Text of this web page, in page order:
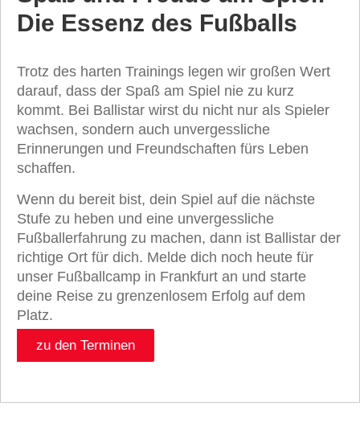
Die Essenz des Fußballs
Trotz des harten Trainings legen wir großen Wert
darauf, dass der Spaß am Spiel nie zu kurz
kommt. Bei Ballistar wirst du nicht nur als Spieler
wachsen, sondern auch unvergessliche
Erinnerungen und Freundschaften fürs Leben
schaffen.
Wenn du bereit bist, dein Spiel auf die nächste
Stufe zu heben und eine unvergessliche
Fußballerfahrung zu machen, dann ist Ballistar der
richtige Ort für dich. Melde dich noch heute für
unser Fußballcamp in Frankfurt an und starte
deine Reise zu grenzenlosem Erfolg auf dem
Platz.
zu den Terminen